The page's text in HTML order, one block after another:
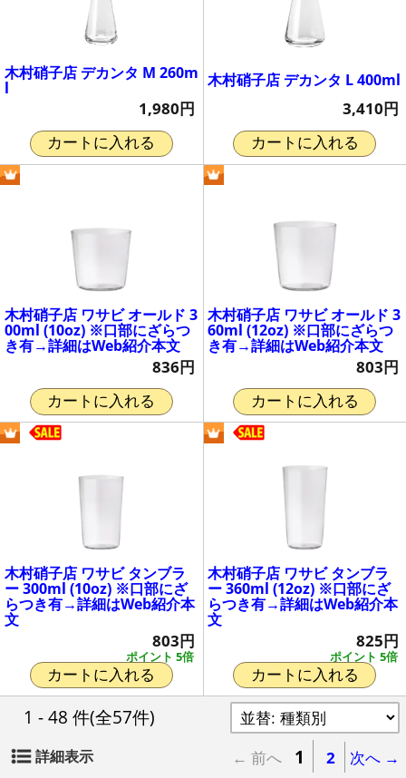
木村硝子店 デカンタ M 260m
l
1,980円
カートに入れる
木村硝子店 デカンタ L 400ml
3,410円
カートに入れる
木村硝子店 ワサビ オールド 3
00ml (10oz) ※口部にざらつ
き有→詳細はWeb紹介本文
836円
カートに入れる
木村硝子店 ワサビ オールド 3
60ml (12oz) ※口部にざらつ
き有→詳細はWeb紹介本文
803円
カートに入れる
木村硝子店 ワサビ タンブラ
ー 300ml (10oz) ※口部にざ
らつき有→詳細はWeb紹介本
文
ポイント 5倍
803円
カートに入れる
木村硝子店 ワサビ タンブラ
ー 360ml (12oz) ※口部にざ
らつき有→詳細はWeb紹介本
文
ポイント 5倍
825円
カートに入れる
1 - 48 件(全57件)
詳細表示 ← 前へ 1 2 次へ →